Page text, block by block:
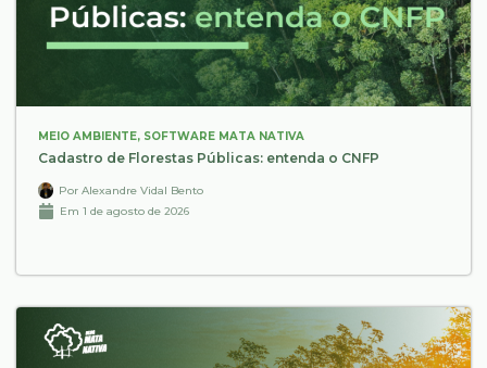
MEIO AMBIENTE, SOFTWARE MATA NATIVA
Cadastro de Florestas Públicas: entenda o CNFP
Por Alexandre Vidal Bento
Em 1 de agosto de 2026